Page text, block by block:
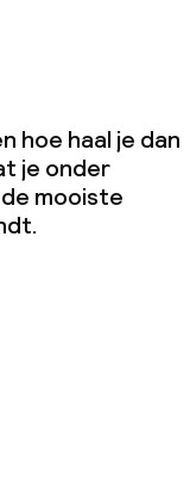
hoe haal je dan
je onder
mooiste